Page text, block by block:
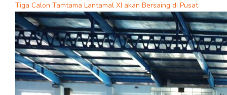
Tiga Calon Tamtama Lantamal XI akan Bersaing di Pusat